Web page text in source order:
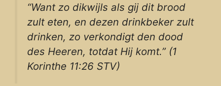
“Want zo dikwijls als gij dit brood
zult eten, en dezen drinkbeker zult
drinken, zo verkondigt den dood
des Heeren, totdat Hij komt.” (1
Korinthe 11:26 STV)